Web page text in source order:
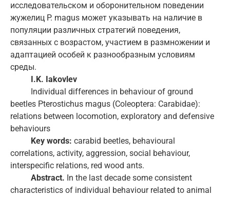
исследовательском и оборонительном поведении
жужелиц P. magus может указывать на наличие в
популяции различных стратегий поведения,
связанных с возрастом, участием в размножении и
адаптацией особей к разнообразным условиям
среды.
I.K. Iakovlev
Individual differences in behaviour of ground
beetles Pterostichus magus (Coleoptera: Carabidae):
relations between locomotion, exploratory and defensive
behaviours
Key words: сarabid beetles, behavioural
correlations, activity, aggression, social behaviour,
interspecific relations, red wood ants.
Abstract. In the last decade some consistent
characteristics of individual behaviour related to animal